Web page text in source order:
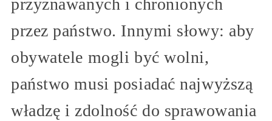
przyznawanych i chronionych
przez państwo. Innymi słowy: aby
obywatele mogli być wolni,
państwo musi posiadać najwyższą
władzę i zdolność do sprawowania